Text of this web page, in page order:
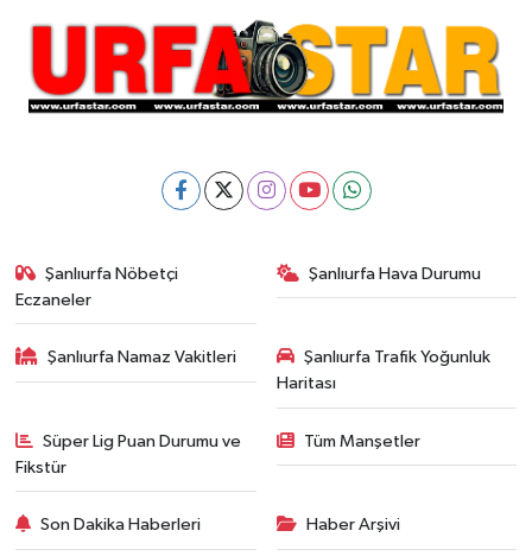
Şanlıurfa Nöbetçi
Eczaneler
Şanlıurfa Hava Durumu
Şanlıurfa Namaz Vakitleri
Şanlıurfa Trafik Yoğunluk
Haritası
Süper Lig Puan Durumu ve
Fikstür
Tüm Manşetler
Son Dakika Haberleri Haber Arşivi